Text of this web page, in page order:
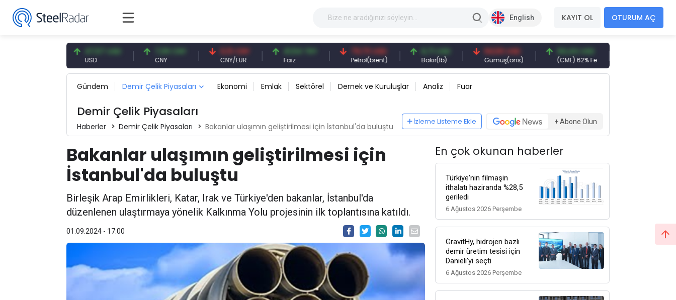
English KAYIT OL OTURUM AÇ
47,57 USD 7,09 CNY
CNY
0,13 CNY
CNY/EUR
41,54 TRY
Faiz
79,73 USD
Petrol(brent)
6,71 USD
Bakır(lb)
94,50 USD
Gümüş(ons)
94,44 USD
(CME) 62% Fe
377,25 USD
Gemi Söküm
Gündem Demir Çelik Piyasaları Ekonomi Emlak Sektörel Dernek ve Kuruluşlar Analiz Fuar
Demir Çelik Piyasaları
Haberler Demir Çelik Piyasaları Bakanlar ulaşımın geliştirilmesi için İstanbul'da buluştu
İzleme Listeme Ekle + Abone Olun
Bakanlar ulaşımın geliştirilmesi için
İstanbul'da buluştu
Birleşik Arap Emirlikleri, Katar, Irak ve Türkiye'den bakanlar, İstanbul'da
düzenlenen ulaştırmaya yönelik Kalkınma Yolu projesinin ilk toplantısına katıldı.
01.09.2024 - 17:00
En çok okunan haberler
Türkiye'nin filmaşin
ithalatı haziranda %28,5
geriledi
6 Ağustos 2026 Perşembe
GravitHy, hidrojen bazlı
demir üretim tesisi için
Danieli'yi seçti
6 Ağustos 2026 Perşembe